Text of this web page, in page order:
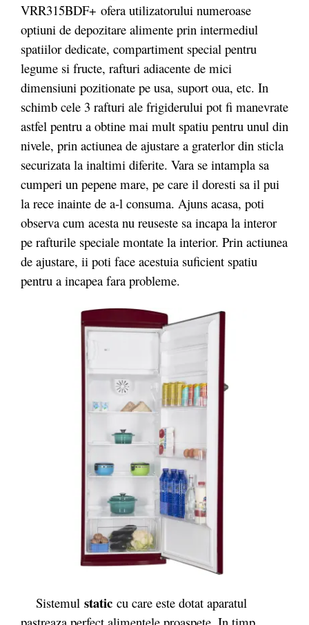
VRR315BDF+ ofera utilizatorului numeroase
optiuni de depozitare alimente prin intermediul
spatiilor dedicate, compartiment special pentru
legume si fructe, rafturi adiacente de mici
dimensiuni pozitionate pe usa, suport oua, etc. In
schimb cele 3 rafturi ale frigiderului pot fi manevrate
astfel pentru a obtine mai mult spatiu pentru unul din
nivele, prin actiunea de ajustare a graterlor din sticla
securizata la inaltimi diferite. Vara se intampla sa
cumperi un pepene mare, pe care il doresti sa il pui
la rece inainte de a-l consuma. Ajuns acasa, poti
observa cum acesta nu reuseste sa incapa la interor
pe rafturile speciale montate la interior. Prin actiunea
de ajustare, ii poti face acestuia suficient spatiu
pentru a incapea fara probleme.
Sistemul static cu care este dotat aparatul
pastreaza perfect alimentele proaspete. In timp